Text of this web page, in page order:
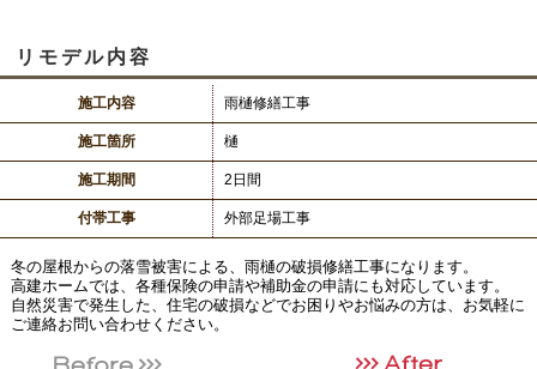
リモデル内容
施工内容 雨樋修繕工事
施工箇所 樋
施工期間 2日間
付帯工事 外部足場工事
冬の屋根からの落雪被害による、雨樋の破損修繕工事になります。
高建ホームでは、各種保険の申請や補助金の申請にも対応しています。
自然災害で発生した、住宅の破損などでお困りやお悩みの方は、お気軽に
ご連絡お問い合わせください。